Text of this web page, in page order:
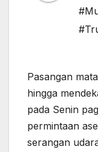
Pasangan
hingga
pada Senin
permintaan
serangan